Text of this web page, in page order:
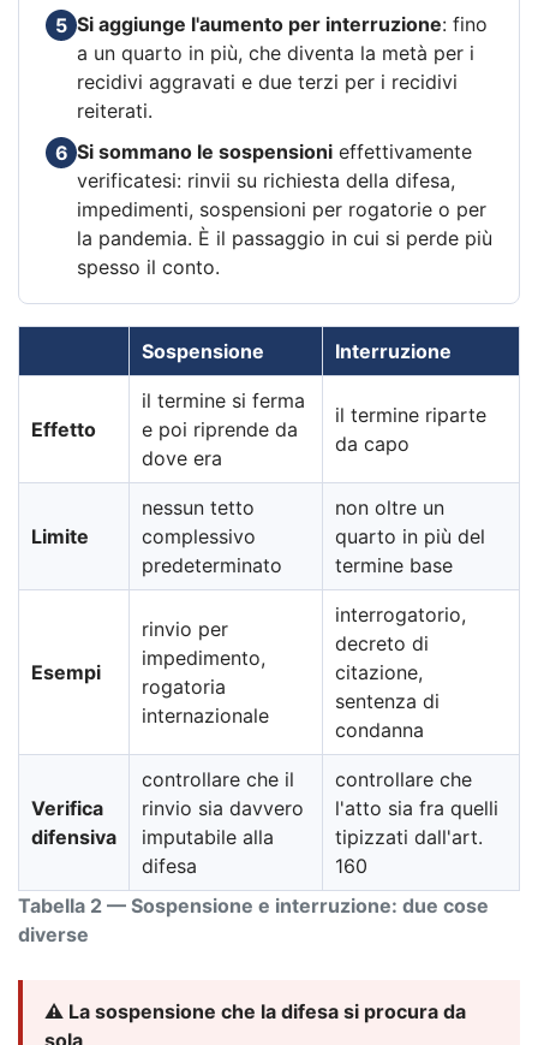
5 Si aggiunge l'aumento per interruzione: fino
a un quarto in più, che diventa la metà per i
recidivi aggravati e due terzi per i recidivi
reiterati.
6 Si sommano le sospensioni effettivamente
verificatesi: rinvii su richiesta della difesa,
impedimenti, sospensioni per rogatorie o per
la pandemia. È il passaggio in cui si perde più
spesso il conto.
Tabella 2 — Sospensione e interruzione: due cose
diverse
Sospensione Interruzione
Effetto
il termine si ferma
e poi riprende da
dove era
il termine riparte
da capo
Limite
nessun tetto
complessivo
predeterminato
non oltre un
quarto in più del
termine base
Esempi
rinvio per
impedimento,
rogatoria
internazionale
interrogatorio,
decreto di
citazione,
sentenza di
condanna
Verifica
difensiva
controllare che il
rinvio sia davvero
imputabile alla
difesa
controllare che
l'atto sia fra quelli
tipizzati dall'art.
160
⚠️ La sospensione che la difesa si procura da
sola